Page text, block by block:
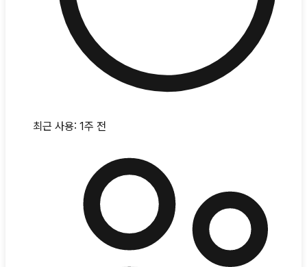
최근 사용: 1주 전